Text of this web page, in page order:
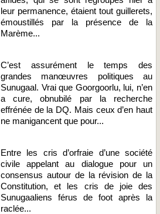
leur permanence, étaient tout guillerets,
émoustillés par la présence de la
Marème...
C’est assurément le temps des
grandes manœuvres politiques au
Sunugaal. Vrai que Goorgoorlu, lui, n’en
a cure, obnubilé par la recherche
effrénée de la DQ. Mais ceux d’en haut
ne manigancent que pour...
Entre les cris d’orfraie d’une société
civile appelant au dialogue pour un
consensus autour de la révision de la
Constitution, et les cris de joie des
Sunugaaliens férus de foot après la
raclée...